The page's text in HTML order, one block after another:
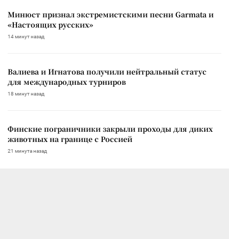
Минюст признал экстремистскими песни Garmata и
«Настоящих русских»
14 минут назад
Валиева и Игнатова получили нейтральный статус
для международных турниров
18 минут назад
Финские пограничники закрыли проходы для диких
животных на границе с Россией
21 минута назад